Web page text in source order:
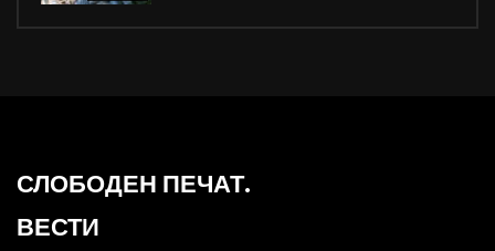
СЛОБОДЕН ПЕЧАТ.
ВЕСТИ